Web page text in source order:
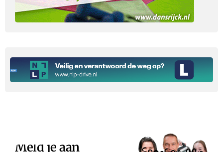
Meld je aan